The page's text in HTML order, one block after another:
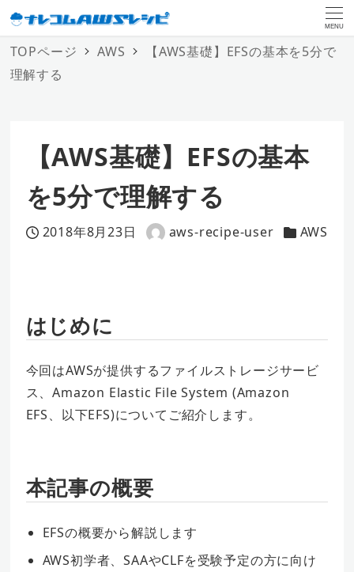
MENU
TOPページ AWS
【AWS基礎】EFSの基本を5分で
理解する
【AWS基礎】EFSの基本
を5分で理解する
投稿日
2018年8月23日
著
aws-recipe-user
カテゴリー
AWS
はじめに
今回はAWSが提供するファイルストレージサービ
ス、Amazon Elastic File System (Amazon
EFS、以下EFS)についてご紹介します。
本記事の概要
EFSの概要から解説します
AWS初学者、SAAやCLFを受験予定の方に向け